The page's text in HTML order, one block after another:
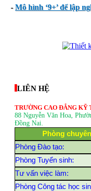
-Mô hình ‘9+’ để lập
LIÊN HỆ
TRƯỜNG CAO ĐẲNG KỸ
88 Nguyễn Văn Hoa,
Đồng Nai.
Phòng
Phòng Đào tạo:
Phòng Tuyển sinh:
Tư vấn việc làm:
Phòng Công tác học